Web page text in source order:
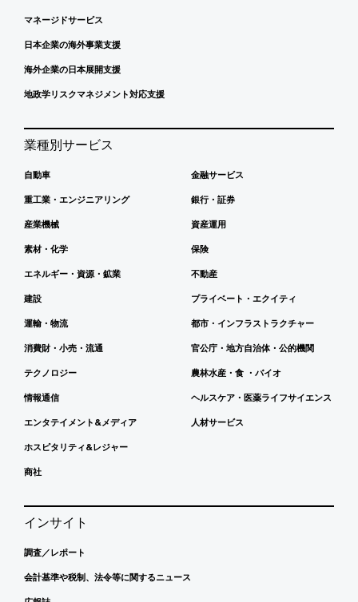
マネージドサービス
日本企業の海外事業支援
海外企業の日本展開支援
地政学リスクマネジメント対応支援
業種別サービス
自動車
重工業・エンジニアリング
産業機械
素材・化学
エネルギー・資源・鉱業
建設
運輸・物流
消費財・小売・流通
テクノロジー
情報通信
エンタテイメント&メディア
ホスピタリティ&レジャー
商社
金融サービス
銀行・証券
資産運用
保険
不動産
プライベート・エクイティ
都市・インフラストラクチャー
官公庁・地方自治体・公的機関
農林水産・食 ・バイオ
ヘルスケア・医薬ライフサイエンス
人材サービス
インサイト
調査／レポート
会計基準や税制、法令等に関するニュース